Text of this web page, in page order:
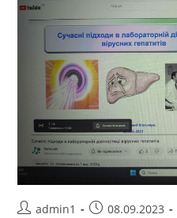
admin1
08.09.2023